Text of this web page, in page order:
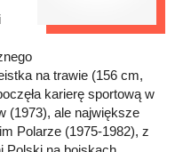
na trawie (156 cm,
karierę sportową w
(1973), ale największe
Polarze (1975-1982), z